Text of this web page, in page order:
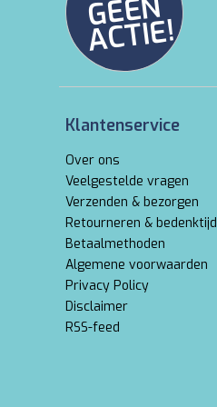
N
E!
Klantenservice
Over ons
Veelgestelde vragen
Verzenden & bezorgen
Retourneren & bedenktijd
Betaalmethoden
Algemene voorwaarden
Privacy Policy
Disclaimer
RSS-feed